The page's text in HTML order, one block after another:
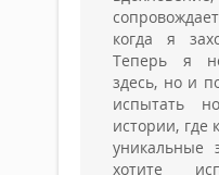
когда я
Теперь я
здесь, но и
испытать
истории, где
хотите